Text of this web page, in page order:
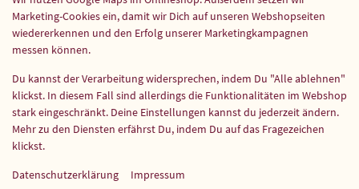
Marketing-Cookies ein, damit wir Dich auf unseren Webshopseiten
wiedererkennen und den Erfolg unserer Marketingkampagnen
messen können.
Du kannst der Verarbeitung widersprechen, indem Du "Alle ablehnen"
klickst. In diesem Fall sind allerdings die Funktionalitäten im Webshop
stark eingeschränkt. Deine Einstellungen kannst du jederzeit ändern.
Mehr zu den Diensten erfährst Du, indem Du auf das Fragezeichen
klickst.
Datenschutzerklärung
Impressum